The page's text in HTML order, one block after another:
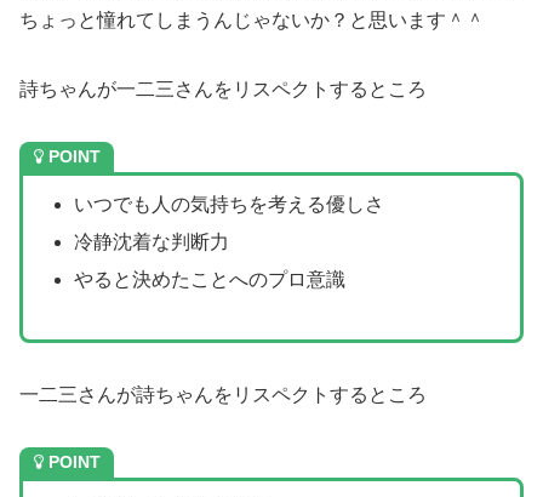
ちょっと憧れてしまうんじゃないか？と思います＾＾
詩ちゃんが一二三さんをリスペクトするところ
POINT
いつでも人の気持ちを考える優しさ
冷静沈着な判断力
やると決めたことへのプロ意識
一二三さんが詩ちゃんをリスペクトするところ
POINT